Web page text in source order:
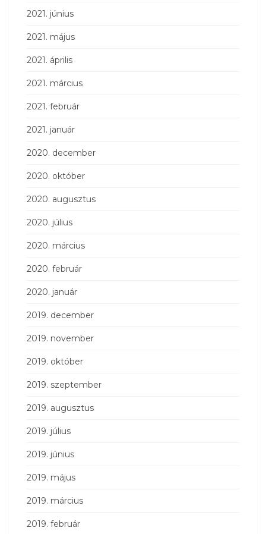
2021. június
2021. május
2021. április
2021. március
2021. február
2021. január
2020. december
2020. október
2020. augusztus
2020. július
2020. március
2020. február
2020. január
2019. december
2019. november
2019. október
2019. szeptember
2019. augusztus
2019. július
2019. június
2019. május
2019. március
2019. február